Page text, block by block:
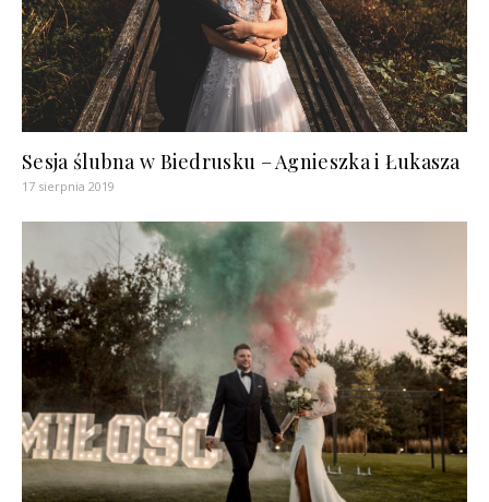
Sesja ślubna w Biedrusku – Agnieszka i Łukasza
17 sierpnia 2019